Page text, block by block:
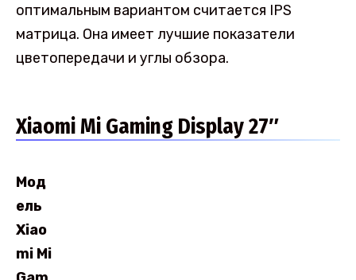
оптимальным вариантом считается IPS
матрица. Она имеет лучшие показатели
цветопередачи и углы обзора.
Xiaomi Mi Gaming Display 27″
Мод
ель
Xiao
mi Mi